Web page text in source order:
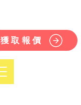
獲取報價